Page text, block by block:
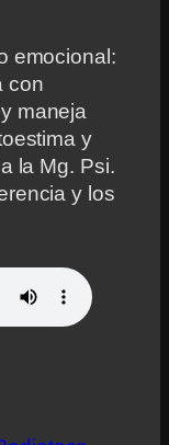
emocional:
con
maneja
y
la Mg. Psi.
y los